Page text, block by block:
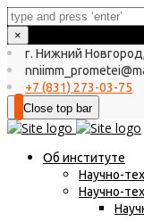
×
г. Нижний
+7 (831) 273-03-75
Close top bar
Об институте
Научно-
Научно-